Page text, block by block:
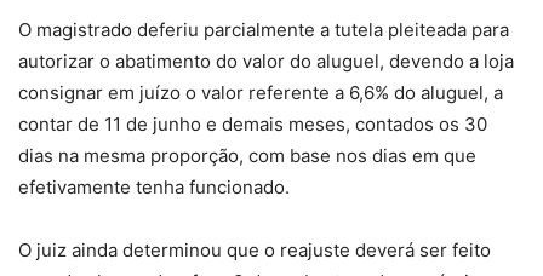
O magistrado deferiu parcialmente a tutela pleiteada para
autorizar o abatimento do valor do aluguel, devendo a loja
consignar em juízo o valor referente a 6,6% do aluguel, a
contar de 11 de junho e demais meses, contados os 30
dias na mesma proporção, com base nos dias em que
efetivamente tenha funcionado.
O juiz ainda determinou que o reajuste deverá ser feito